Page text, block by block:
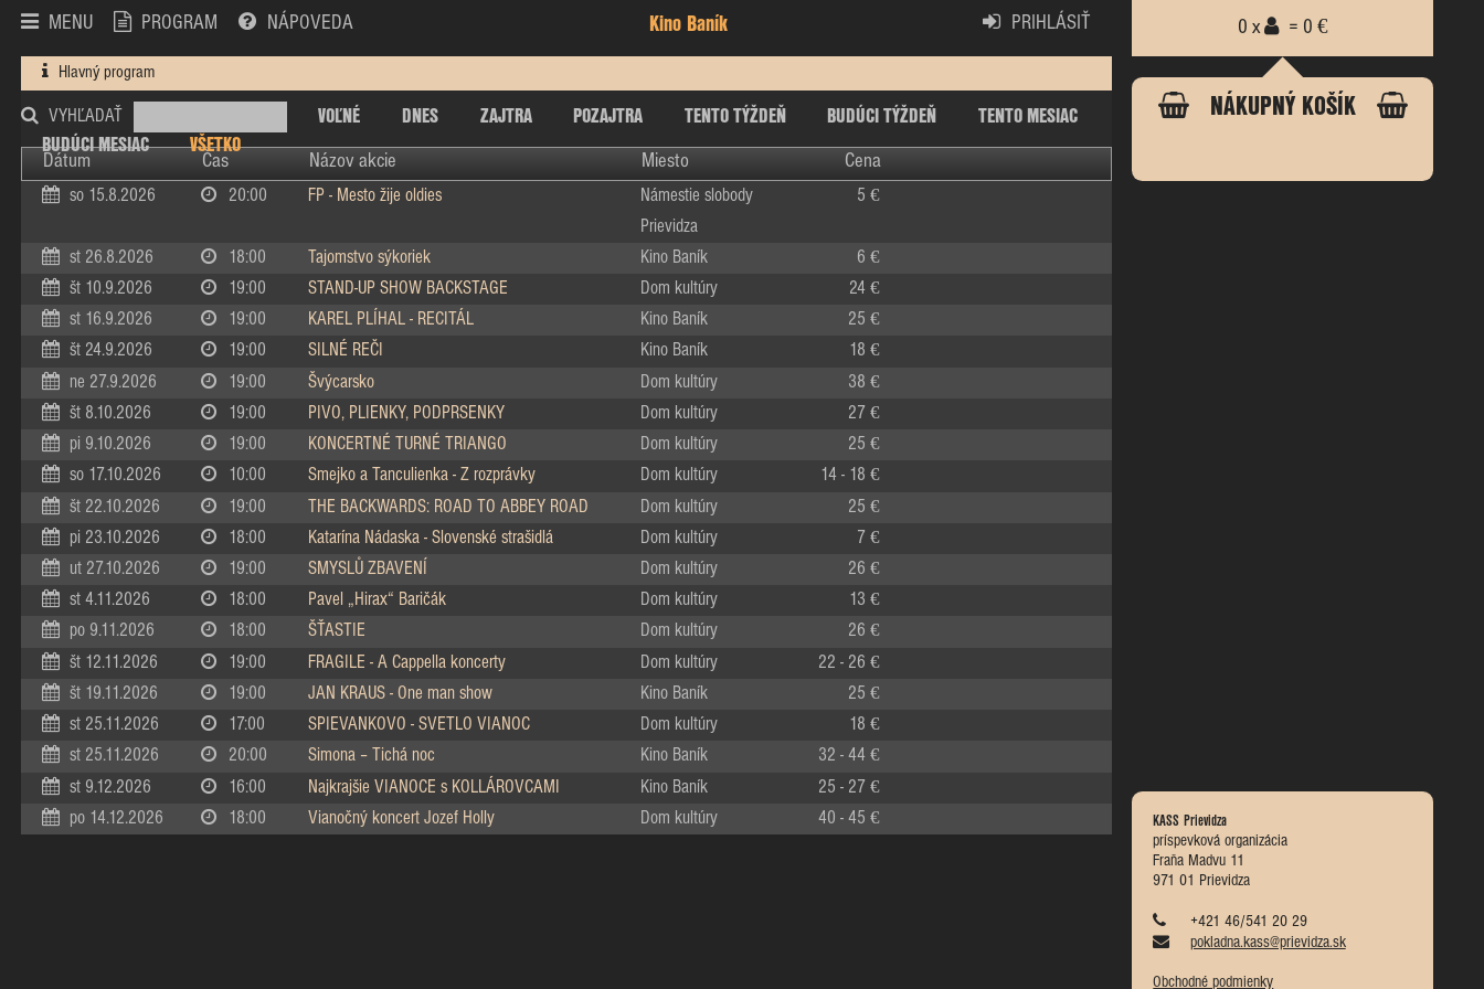
MENU PROGRAM NÁPOVEDA Kino Baník PRIHLÁSIŤ
Hlavný program
VYHĽADAŤ VOĽNÉ DNES ZAJTRA POZAJTRA TENTO TÝŽDEŇ BUDÚCI TÝŽDEŇ
TENTO MESIAC
BUDÚCI MESIAC
VŠETKO
Dátum Čas Názov akcie Miesto Cena
0 x = 0 €
NÁKUPNÝ KOŠÍK
KASS Prievidza
príspevková organizácia
Fraňa Madvu 11
971 01 Prievidza
+421 46/541 20 29
pokladna.kass@prievidza.sk
Obchodné podmienky
so 15.8.2026 20:00 FP - Mesto žije oldies
Námestie slobody
Prievidza
5 €
st 26.8.2026 18:00 Tajomstvo sýkoriek Kino Baník 6 €
št 10.9.2026 19:00 STAND-UP SHOW BACKSTAGE Dom kultúry 24 €
st 16.9.2026 19:00 KAREL PLÍHAL - RECITÁL Kino Baník 25 €
št 24.9.2026 19:00 SILNÉ REČI Kino Baník 18 €
ne 27.9.2026 19:00 Švýcarsko Dom kultúry 38 €
št 8.10.2026 19:00 PIVO, PLIENKY, PODPRSENKY Dom kultúry 27 €
pi 9.10.2026 19:00 KONCERTNÉ TURNÉ TRIANGO Dom kultúry 25 €
so 17.10.2026 10:00 Smejko a Tanculienka - Z rozprávky Dom kultúry 14 - 18 €
št 22.10.2026 19:00 THE BACKWARDS: ROAD TO ABBEY ROAD Dom kultúry 25 €
pi 23.10.2026 18:00 Katarína Nádaska - Slovenské strašidlá Dom kultúry 7 €
ut 27.10.2026 19:00 SMYSLŮ ZBAVENÍ Dom kultúry 26 €
st 4.11.2026 18:00 Pavel „Hirax“ Baričák Dom kultúry 13 €
po 9.11.2026 18:00 ŠŤASTIE Dom kultúry 26 €
št 12.11.2026 19:00 FRAGILE - A Cappella koncerty Dom kultúry 22 - 26 €
št 19.11.2026 19:00 JAN KRAUS - One man show Kino Baník 25 €
st 25.11.2026 17:00 SPIEVANKOVO - SVETLO VIANOC Dom kultúry 18 €
st 25.11.2026 20:00 Simona – Tichá noc Kino Baník 32 - 44 €
st 9.12.2026 16:00 Najkrajšie VIANOCE s KOLLÁROVCAMI Kino Baník 25 - 27 €
po 14.12.2026 18:00 Vianočný koncert Jozef Holly Dom kultúry 40 - 45 €